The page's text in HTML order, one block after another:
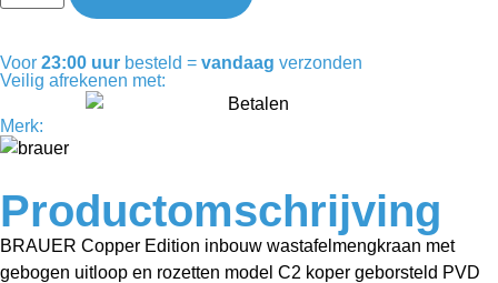
Voor 23:00 uur besteld = vandaag verzonden
Veilig afrekenen met:
Merk:
Productomschrijving
BRAUER Copper Edition inbouw wastafelmengkraan met
gebogen uitloop en rozetten model C2 koper geborsteld PVD